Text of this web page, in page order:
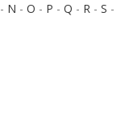
- N - O - P - Q - R - S -